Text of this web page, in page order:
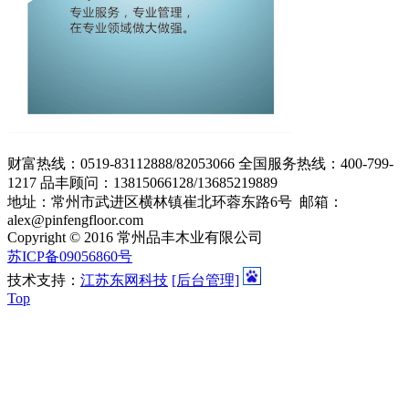
财富热线：0519-83112888/82053066 全国服务热线：400-799-
1217 品丰顾问：13815066128/13685219889
地址：常州市武进区横林镇崔北环蓉东路6号 邮箱：
alex@pinfengfloor.com
Copyright © 2016 常州品丰木业有限公司
苏ICP备09056860号
技术支持： 江苏东网科技 [后台管理]
Top